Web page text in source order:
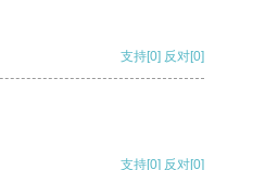
支持[0] 反对[0]
支持[0] 反对[0]